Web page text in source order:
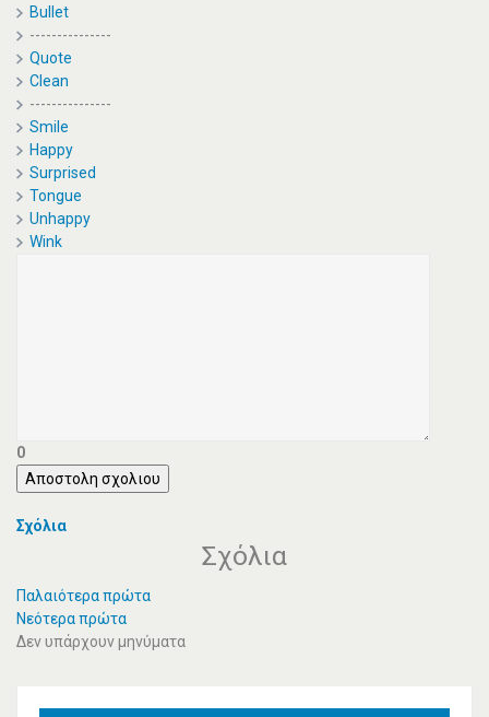
Bullet
---------------
Quote
Clean
---------------
Smile
Happy
Surprised
Tongue
Unhappy
Wink
0
Αποστολη σχολιου
Σχόλια
Σχόλια
Παλαιότερα πρώτα
Νεότερα πρώτα
Δεν υπάρχουν μηνύματα